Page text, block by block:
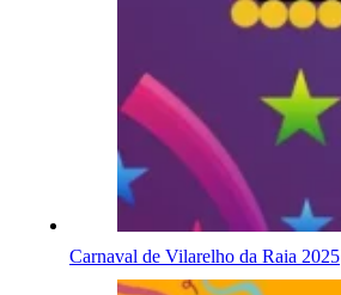
Carnaval de Vilarelho da Raia 2025